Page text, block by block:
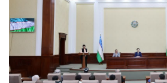
муассасаларга
амалга оширилди.